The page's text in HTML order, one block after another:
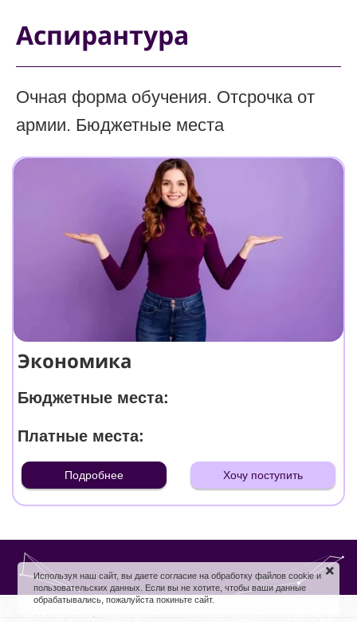
Аспирантура
Очная форма обучения. Отсрочка от
армии. Бюджетные места
Экономика
Бюджетные места:
Платные места:
Подробнее Хочу поступить
Используя наш сайт, вы даете согласие на обработку файлов cookie и
пользовательских данных. Если вы не хотите, чтобы ваши данные
обрабатывались, пожалуйста покиньте сайт.